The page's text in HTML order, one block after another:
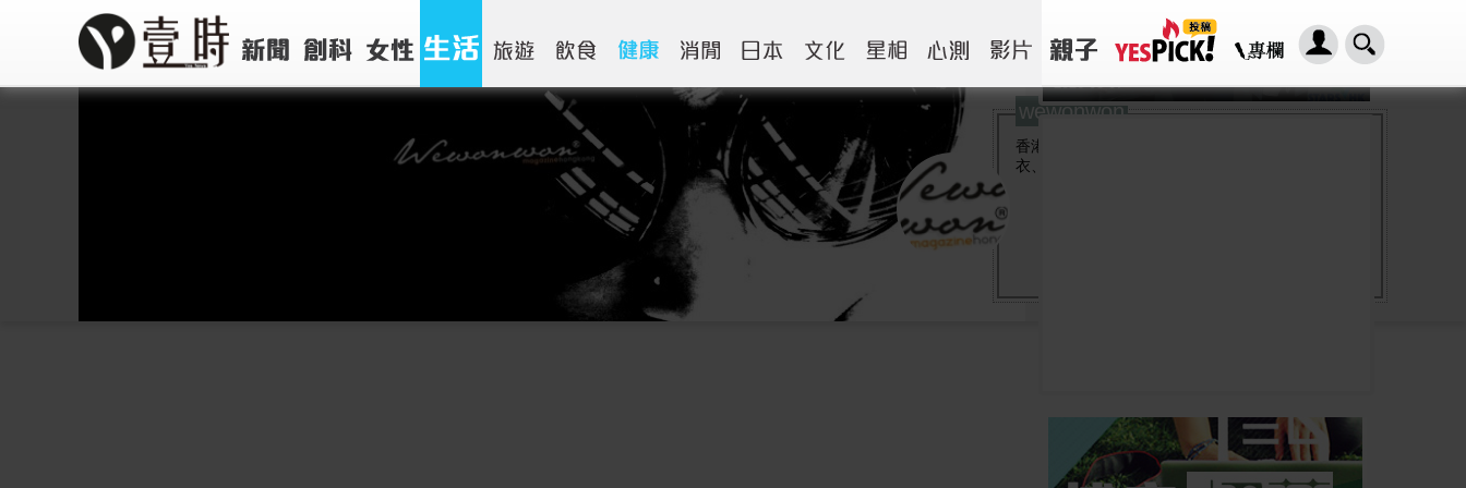
wewonwon
香港最受歡迎型人雜誌，為您帶來最新4C產品、
衣、飲、食、住、行各種優悠生活品味
「HER2基因突變肺癌患者：新一代口服標靶藥帶來希望」， 促請政府加快納入藥物名冊，助患者及早受惠
2026-08-07